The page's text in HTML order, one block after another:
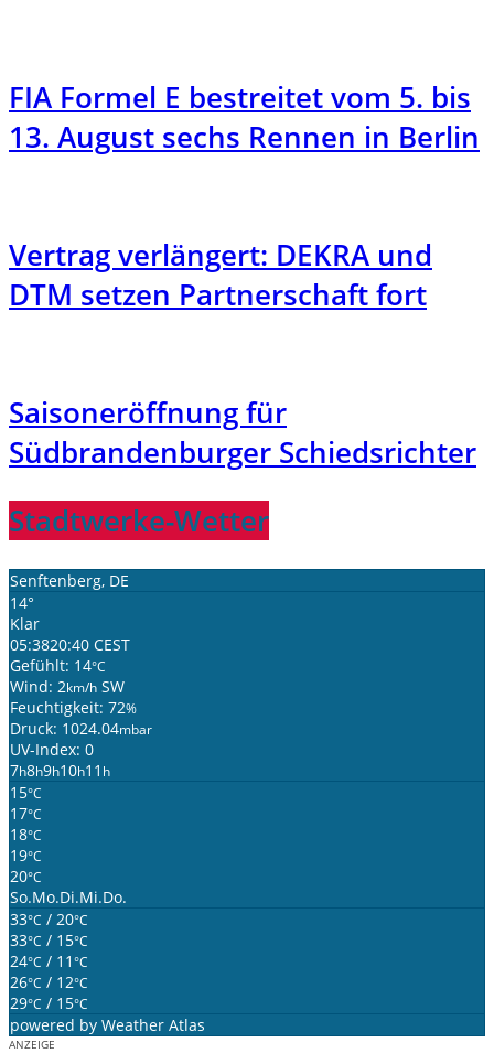
FIA Formel E bestreitet vom 5. bis
13. August sechs Rennen in Berlin
Vertrag verlängert: DEKRA und
DTM setzen Partnerschaft fort
Saisoneröffnung für
Südbrandenburger Schiedsrichter
Stadtwerke-Wetter
Senftenberg, DE
14°
Klar
05:3820:40 CEST
Gefühlt: 14°C
Wind: 2km/h SW
Feuchtigkeit: 72%
Druck: 1024.04mbar
UV-Index: 0
7h8h9h10h11 h
15°C
17°C
18°C
19°C
20°C
So.Mo.Di.Mi.Do.
33°C / 20°C
33°C / 15°C
24°C / 11 °C
26°C / 12°C
29°C / 15°C
powered by Weather Atlas
ANZEIGE